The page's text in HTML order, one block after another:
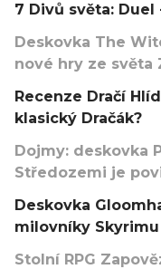
7 Divů světa:
Deskovka The
nové hry ze světa
Recenze Dračí
klasický Dračák?
Dojmy: deskovka
Středozemi je
Deskovka
milovníky
Stolní RPG